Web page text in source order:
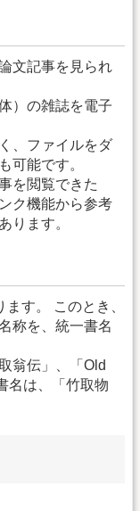
文記事を見られ
）の雑誌を電子
、ファイルをダ
可能です。
を閲覧できた
ク機能から参考
ります。
す。 このとき、
称を、統一書名
翁伝」、「Old
名は、「竹取物